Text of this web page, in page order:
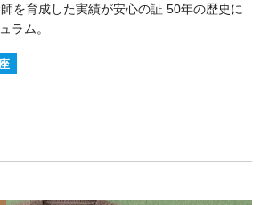
を育成した実績が安心の証 50年の歴史に
ラム。